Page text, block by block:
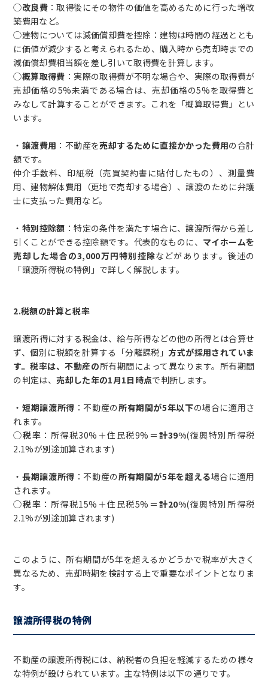
◯改良費 ：取得後にその物件の価値を高めるために行った増改
築費用など。
◯建物については減価償却費を控除：建物は時間の経過ととも
に価値が減少すると考えられるため、購入時から売却時までの
減価償却費相当額を差し引いて取得費を計算します。
◯概算取得費 ：実際の取得費が不明な場合や、実際の取得費が
売却価格の5%未満である場合は、売却価格の5%を取得費と
みなして計算することができます。これを「概算取得費」とい
います。
・ 譲渡費用 ：不動産を売却するために直接かかった費用の合計
額です。
仲介手数料、印紙税（売買契約書に貼付したもの）、測量費
用、建物解体費用（更地で売却する場合）、譲渡のために弁護
士に支払った費用など。
・ 特別控除額 ：特定の条件を満たす場合に、譲渡所得から差し
引くことができる控除額です。代表的なものに、 マイホームを
売却した場合の3,000万円特別控除などがあります。後述の
「譲渡所得税の特例」で詳しく解説します。
2.税額の計算と税率
譲渡所得に対する税金は、給与所得などの他の所得とは合算せ
ず、個別に税額を計算する「分離課税」 方式が採用されていま
す。税率は、不動産の所有期間によって異なります。所有期間
の判定は、売却した年の1月1日時点で判断します。
・短期譲渡所得 ：不動産の所有期間が5年以下の場合に適用さ
れます。
◯税率 ：所得税30%＋住民税9%＝ 計39%(復興特別所得税
2.1%が別途加算されます)
・長期譲渡所得 ：不動産の所有期間が5年を超える場合に適用
されます。
◯税率 ：所得税15%＋住民税5%＝ 計20%(復興特別所得税
2.1%が別途加算されます)
このように、所有期間が5年を超えるかどうかで税率が大きく
異なるため、売却時期を検討する上で重要なポイントとなりま
す。
譲渡所得税の特例
不動産の譲渡所得税には、納税者の負担を軽減するための様々
な特例が設けられています。主な特例は以下の通りです。